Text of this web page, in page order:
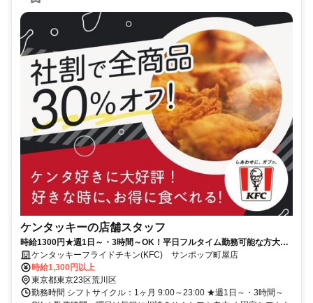
ケンタッキーの店舗スタッフ
時給1300円★週1日～・3時間～OK！平日フルタイム勤務可能な方大歓
迎♪ケンタッキーフライドチキン(KFC) サンポップ町屋店
時給1,300円以上
東京都東京23区荒川区
勤務時間 シフトサイクル：1ヶ月 9:00～23:00 ★週1日～・3時間～